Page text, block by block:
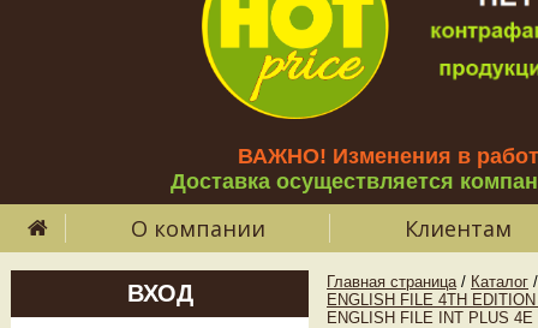
ВАЖНО! Изменения в
Доставка осуществляется
О компании Клиентам
ВХОД Главная страница / Каталог /
ENGLISH FILE 4TH
ENGLISH FILE INT PLUS